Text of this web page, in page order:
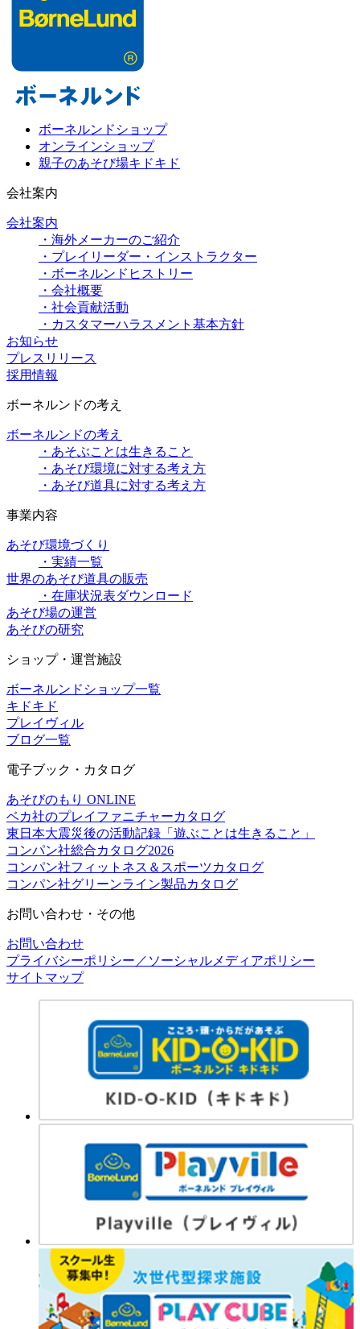
ボーネルンドショップ
オンラインショップ
親子のあそび場キドキド
会社案内
会社案内
・海外メーカーのご紹介
・プレイリーダー・インストラクター
・ボーネルンドヒストリー
・会社概要
・社会貢献活動
・カスタマーハラスメント基本方針
お知らせ
プレスリリース
採用情報
ボーネルンドの考え
ボーネルンドの考え
・あそぶことは生きること
・あそび環境に対する考え方
・あそび道具に対する考え方
事業内容
あそび環境づくり
・実績一覧
世界のあそび道具の販売
・在庫状況表ダウンロード
あそび場の運営
あそびの研究
ショップ・運営施設
ボーネルンドショップ一覧
キドキド
プレイヴィル
ブログ一覧
電子ブック・カタログ
あそびのもり ONLINE
ベカ社のプレイファニチャーカタログ
東日本大震災後の活動記録「遊ぶことは生きること」
コンパン社総合カタログ2026
コンパン社フィットネス＆スポーツカタログ
コンパン社グリーンライン製品カタログ
お問い合わせ・その他
お問い合わせ
プライバシーポリシー／ソーシャルメディアポリシー
サイトマップ